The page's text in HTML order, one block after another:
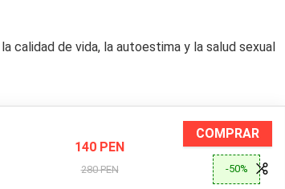
calidad de vida, la autoestima y la salud sexual
140 PEN
280 PEN
COMPRAR
-50%